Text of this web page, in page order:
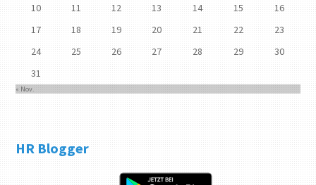
10
11 12 13 14 15
16
17
18 19 20 21 22
23
24
25 26 27 28 29
30
31
« Nov.
HR Blogger